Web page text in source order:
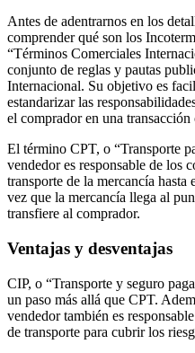
Antes de adentrarnos en los
comprender qué son los
“Términos Comerciales
conjunto de reglas y pautas
Internacional. Su objetivo es
estandarizar las
el comprador en una transacción
El término CPT, o “Transporte
vendedor es responsable de los
transporte de la mercancía
vez que la mercancía llega al
transfiere al comprador.
Ventajas y desventajas
CIP, o “Transporte y seguro
un paso más allá que CPT.
vendedor también es
de transporte para cubrir los